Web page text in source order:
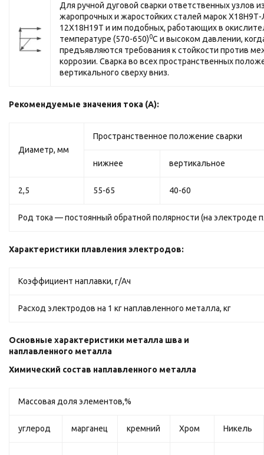
Для ручной дуговой сварки ответственных узлов
жаропрочных и жаростойких сталей марок
12Х18Н19Т и им подобных, работающих в
температуре (570-650)0С и высоком давлении,
предъявляются требования к стойкости против
коррозии. Сварка во всех пространственных
вертикального сверху вниз.
Рекомендуемые значения тока (А):
Диаметр, мм
Пространственное положение сварки
нижнее вертикальное
2,5 55-65 40-60
Род тока — постоянный обратной полярности (на электроде
Характеристики плавления электродов:
Коэффициент наплавки, г/Ач
Расход электродов на 1 кг наплавленного металла, кг
Основные характеристики металла шва и
наплавленного металла
Химический состав наплавленного металла
Массовая доля элементов,%
углерод марганец кремний Хром Никель